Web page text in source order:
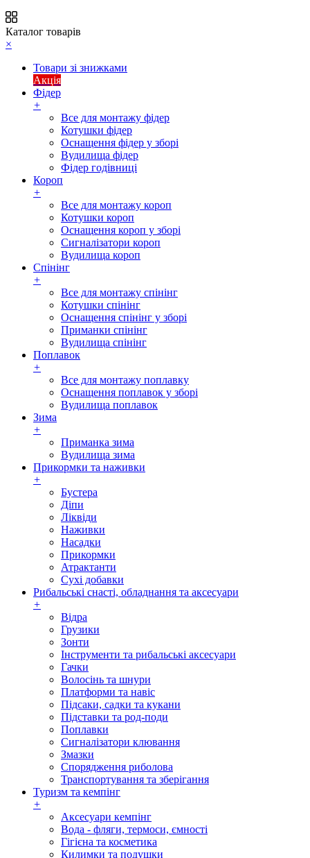
Каталог товарів
×
Товари зі знижками
Акція
Фідер
+
Все для монтажу фідер
Котушки фідер
Оснащення фідер у зборі
Вудилища фідер
Фідер годівниці
Короп
+
Все для монтажу короп
Котушки короп
Оснащення короп у зборі
Сигналізатори короп
Вудилища короп
Спінінг
+
Все для монтажу спінінг
Котушки спінінг
Оснащення спінінг у зборі
Приманки спінінг
Вудилища спінінг
Поплавок
+
Все для монтажу поплавку
Оснащення поплавок у зборі
Вудилища поплавок
Зима
+
Приманка зима
Вудилища зима
Прикормки та наживки
+
Бустера
Діпи
Ліквіди
Наживки
Насадки
Прикормки
Атрактанти
Сухі добавки
Рибальські снасті, обладнання та аксесуари
+
Відра
Грузики
Зонти
Інструменти та рибальські аксесуари
Гачки
Волосінь та шнури
Платформи та навіс
Підсаки, садки та кукани
Підставки та род-поди
Поплавки
Сигналізатори клювання
Змазки
Спорядження риболова
Транспортування та зберігання
Туризм та кемпінг
+
Аксесуари кемпінг
Вода - фляги, термоси, ємності
Гігієна та косметика
Килимки та подушки